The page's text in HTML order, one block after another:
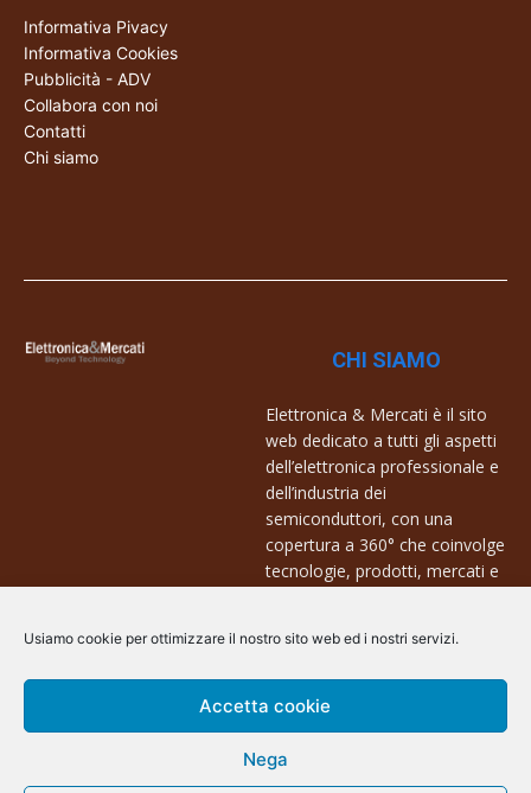
Usiamo cookie per ottimizzare il nostro sito web ed i nostri servizi.
Accetta cookie
Nega
Informativa Pivacy
Informativa Cookies
Pubblicità - ADV
Collabora con noi
Contatti
Chi siamo
CHI SIAMO
Elettronica & Mercati è il sito
web dedicato a tutti gli aspetti
dell’elettronica professionale e
dell’industria dei
semiconduttori, con una
copertura a 360° che coinvolge
tecnologie, prodotti, mercati e
Contatti:
info@arscommunication.it